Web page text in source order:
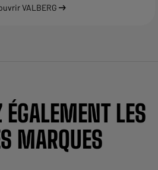
VALBERG
ÉGALEMENT LES
MARQUES